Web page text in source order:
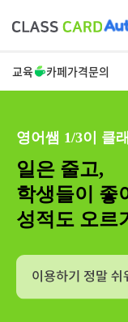
교육 카페가격문의
영어쌤 1/3이 클
일은 줄고,
학생들이 좋
성적도 오르